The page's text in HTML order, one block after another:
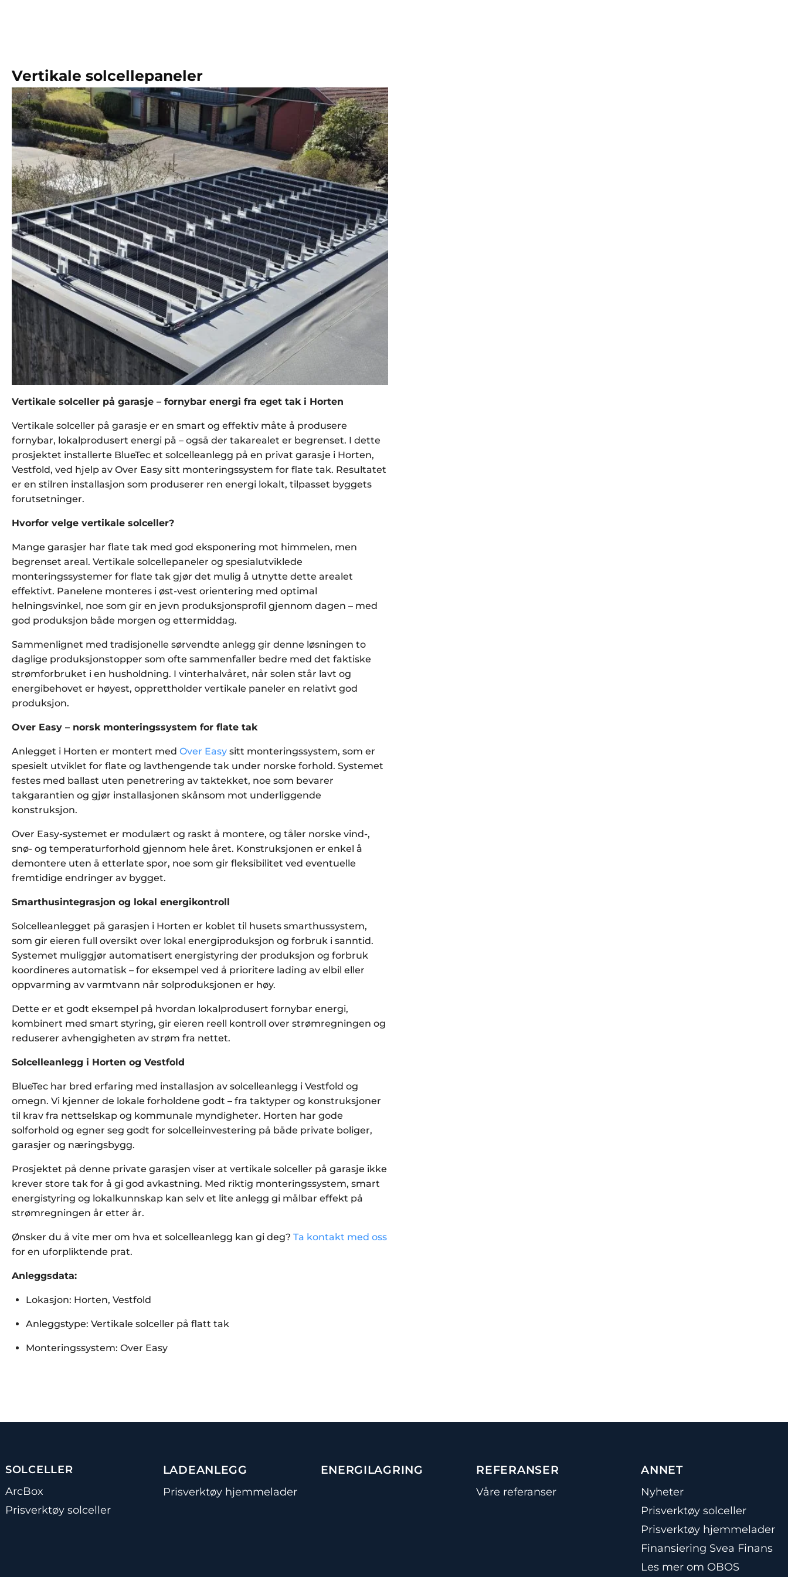
Vertikale solcellepaneler
Vertikale solceller på garasje – fornybar energi fra eget tak i Horten
Vertikale solceller på garasje er en smart og effektiv måte å produsere
fornybar, lokalprodusert energi på – også der takarealet er begrenset. I dette
prosjektet installerte BlueTec et solcelleanlegg på en privat garasje i Horten,
Vestfold, ved hjelp av Over Easy sitt monteringssystem for flate tak. Resultatet
er en stilren installasjon som produserer ren energi lokalt, tilpasset byggets
forutsetninger.
Hvorfor velge vertikale solceller?
Mange garasjer har flate tak med god eksponering mot himmelen, men
begrenset areal. Vertikale solcellepaneler og spesialutviklede
monteringssystemer for flate tak gjør det mulig å utnytte dette arealet
effektivt. Panelene monteres i øst-vest orientering med optimal
helningsvinkel, noe som gir en jevn produksjonsprofil gjennom dagen – med
god produksjon både morgen og ettermiddag.
Sammenlignet med tradisjonelle sørvendte anlegg gir denne løsningen to
daglige produksjonstopper som ofte sammenfaller bedre med det faktiske
strømforbruket i en husholdning. I vinterhalvåret, når solen står lavt og
energibehovet er høyest, opprettholder vertikale paneler en relativt god
produksjon.
Over Easy – norsk monteringssystem for flate tak
Anlegget i Horten er montert med Over Easy sitt monteringssystem, som er
spesielt utviklet for flate og lavthengende tak under norske forhold. Systemet
festes med ballast uten penetrering av taktekket, noe som bevarer
takgarantien og gjør installasjonen skånsom mot underliggende
konstruksjon.
Over Easy-systemet er modulært og raskt å montere, og tåler norske vind-,
snø- og temperaturforhold gjennom hele året. Konstruksjonen er enkel å
demontere uten å etterlate spor, noe som gir fleksibilitet ved eventuelle
fremtidige endringer av bygget.
Smarthusintegrasjon og lokal energikontroll
Solcelleanlegget på garasjen i Horten er koblet til husets smarthussystem,
som gir eieren full oversikt over lokal energiproduksjon og forbruk i sanntid.
Systemet muliggjør automatisert energistyring der produksjon og forbruk
koordineres automatisk – for eksempel ved å prioritere lading av elbil eller
oppvarming av varmtvann når solproduksjonen er høy.
Dette er et godt eksempel på hvordan lokalprodusert fornybar energi,
kombinert med smart styring, gir eieren reell kontroll over strømregningen og
reduserer avhengigheten av strøm fra nettet.
Solcelleanlegg i Horten og Vestfold
BlueTec har bred erfaring med installasjon av solcelleanlegg i Vestfold og
omegn. Vi kjenner de lokale forholdene godt – fra taktyper og konstruksjoner
til krav fra nettselskap og kommunale myndigheter. Horten har gode
solforhold og egner seg godt for solcelleinvestering på både private boliger,
garasjer og næringsbygg.
Prosjektet på denne private garasjen viser at vertikale solceller på garasje ikke
krever store tak for å gi god avkastning. Med riktig monteringssystem, smart
energistyring og lokalkunnskap kan selv et lite anlegg gi målbar effekt på
strømregningen år etter år.
Ønsker du å vite mer om hva et solcelleanlegg kan gi deg? Ta kontakt med oss
for en uforpliktende prat.
Anleggsdata:
Lokasjon: Horten, Vestfold
Anleggstype: Vertikale solceller på flatt tak
Monteringssystem: Over Easy
SOLCELLER
ArcBox
Prisverktøy solceller
LADEANLEGG
Prisverktøy hjemmelader
ENERGILAGRING REFERANSER
Våre referanser
ANNET
Nyheter
Prisverktøy solceller
Prisverktøy hjemmelader
Finansiering Svea Finans
Les mer om OBOS